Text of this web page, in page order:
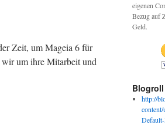
Zeit, um Mageia 6 für
wir um ihre Mitarbeit und
eigenen
Bezug auf
Geld.
Blogroll
http://